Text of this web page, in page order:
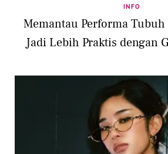
INFO
Memantau Performa Tubuh
Jadi Lebih Praktis dengan